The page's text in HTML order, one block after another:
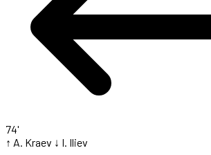
74'
↑ A. Kraev ↓ I. Iliev